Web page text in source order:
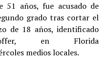
51 años, fue acusado de
grado tras cortar el
de 18 años, identificado
en Florida
medios locales.